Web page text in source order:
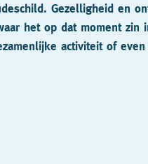
Gezelligheid en
het op dat moment zin
activiteit of